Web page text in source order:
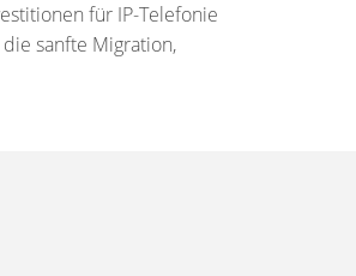
für IP-Telefonie
sanfte Migration,